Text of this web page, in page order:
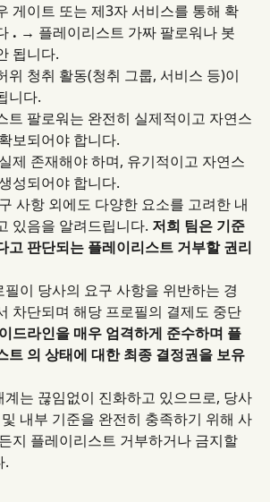
게이트 또는 제3자 서비스를 통해 확
. → 플레이리스트 가짜 팔로워나 봇
됩니다.
위 청취 활동(청취 그룹, 서비스 등)이
니다.
트 팔로워는 완전히 실제적이고 자연스
보되어야 합니다.
제 존재해야 하며, 유기적이고 자연스
성되어야 합니다.
사항 외에도 다양한 요소를 고려한 내
있음을 알려드립니다. 저희 팀은 기준
고 판단되는 플레이리스트 거부할 권리
이 당사의 요구 사항을 위반하는 경
차단되며 해당 프로필의 결제도 중단
드라인을 매우 엄격하게 준수하며 플
트 의 상태에 대한 최종 결정권을 보유
는 끊임없이 진화하고 있으므로, 당사
내부 기준을 완전히 충족하기 위해 사
지 플레이리스트 거부하거나 금지할
.